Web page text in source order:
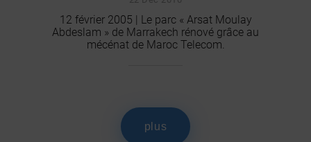
12 février 2005 | Le parc « Arsat Moulay
Abdeslam » de Marrakech rénové grâce au
mécénat de Maroc Telecom.
plus